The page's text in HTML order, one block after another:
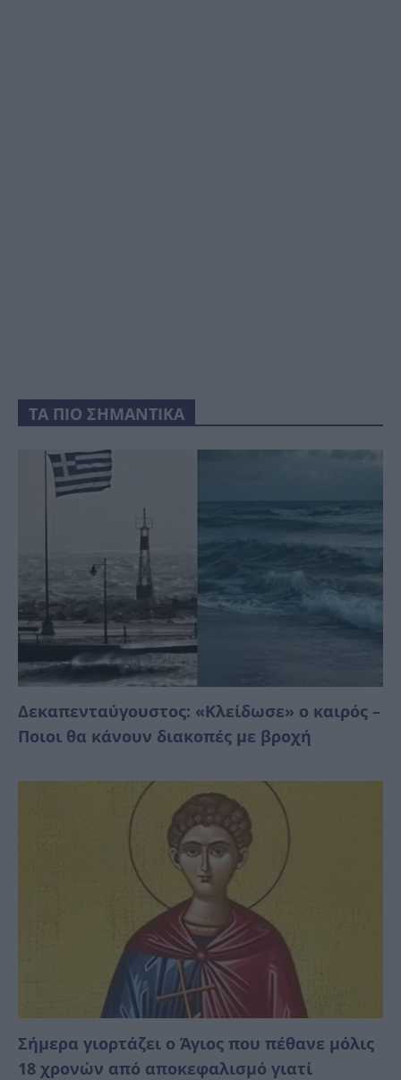
ΤΑ ΠΙΟ ΣΗΜΑΝΤΙΚΑ
Δεκαπενταύγουστος: «Κλείδωσε» ο καιρός –
Ποιοι θα κάνουν διακοπές με βροχή
Σήμερα γιορτάζει ο Άγιος που πέθανε μόλις
18 χρονών από αποκεφαλισμό γιατί